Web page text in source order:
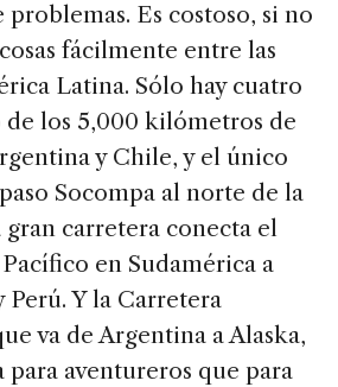
problemas. Es costoso, si no
fácilmente entre las
Latina. Sólo hay cuatro
de los 5,000 kilómetros de
y Chile, y el único
Socompa al norte de la
carretera conecta el
en Sudamérica a
Perú. Y la Carretera
va de Argentina a Alaska,
para aventureros que para